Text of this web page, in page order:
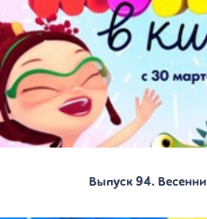
Выпуск 94.